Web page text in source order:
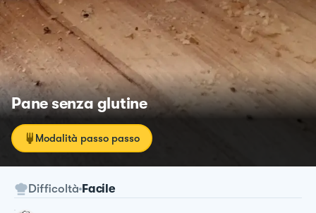
Pane senza glutine
Modalità passo passo
Difficoltà Facile